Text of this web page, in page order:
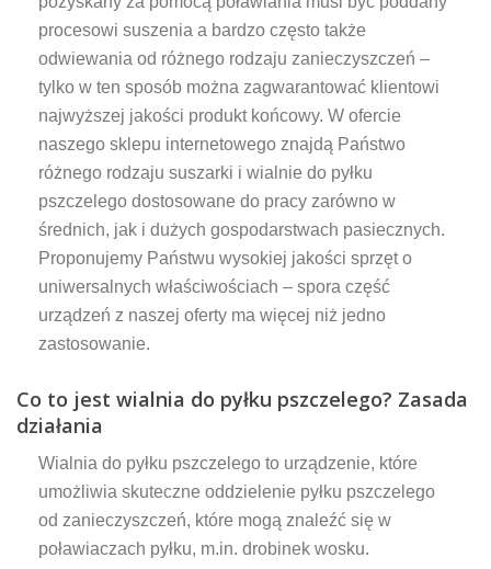
procesowi suszenia a bardzo często także
odwiewania od różnego rodzaju zanieczyszczeń –
tylko w ten sposób można zagwarantować klientowi
najwyższej jakości produkt końcowy. W ofercie
naszego sklepu internetowego znajdą Państwo
różnego rodzaju suszarki i wialnie do pyłku
pszczelego dostosowane do pracy zarówno w
średnich, jak i dużych gospodarstwach pasiecznych.
Proponujemy Państwu wysokiej jakości sprzęt o
uniwersalnych właściwościach – spora część
urządzeń z naszej oferty ma więcej niż jedno
zastosowanie.
Co to jest wialnia do pyłku pszczelego? Zasada
działania
Wialnia do pyłku pszczelego to urządzenie, które
umożliwia skuteczne oddzielenie pyłku pszczelego
od zanieczyszczeń, które mogą znaleźć się w
poławiaczach pyłku, m.in. drobinek wosku.